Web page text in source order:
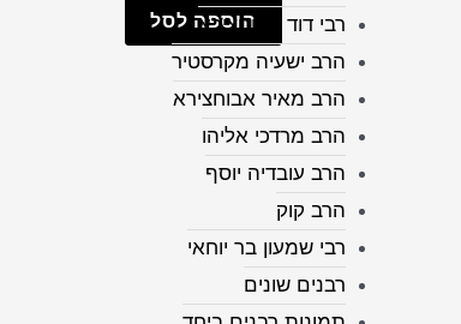
רבי דוד אבוחצירא
הרב ישעיה מקרסטיר
הרב מאיר אבוחצירא
הרב מרדכי אליהו
הרב עובדיה יוסף
הרב קוק
רבי שמעון בר יוחאי
רבנים שונים
הוספה לסל